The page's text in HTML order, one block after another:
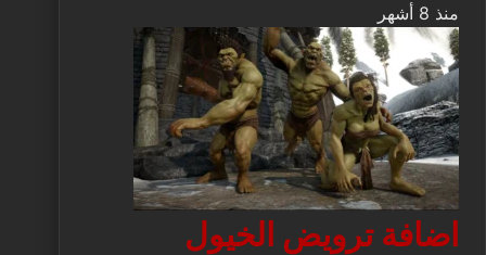
منذ 8 أشهر
اضافة ترويض الخيول